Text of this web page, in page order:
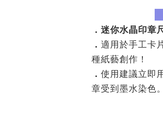
．迷你水晶印
． 適用於手工卡
種紙藝創作！
． 使用建議立即
章受到墨水染色